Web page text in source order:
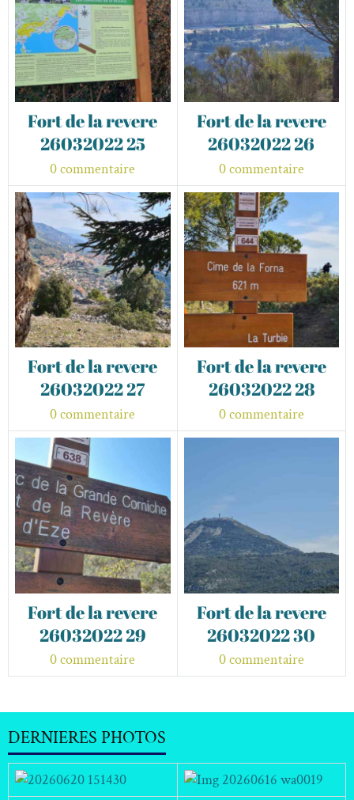
Fort de la revere
26032022 25
0 commentaire
Fort de la revere
26032022 26
0 commentaire
Fort de la revere
26032022 27
0 commentaire
Fort de la revere
26032022 28
0 commentaire
Fort de la revere
26032022 29
0 commentaire
Fort de la revere
26032022 30
0 commentaire
DERNIERES PHOTOS